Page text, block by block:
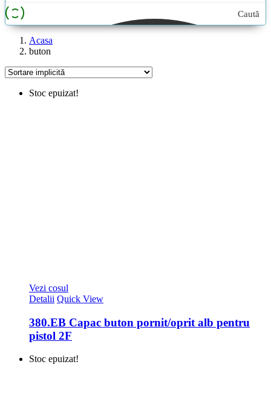
Caută
Acasa
buton
Stoc epuizat!
Vezi cosul
Detalii Quick View
380.EB Capac buton pornit/oprit alb pentru
pistol 2F
Stoc epuizat!